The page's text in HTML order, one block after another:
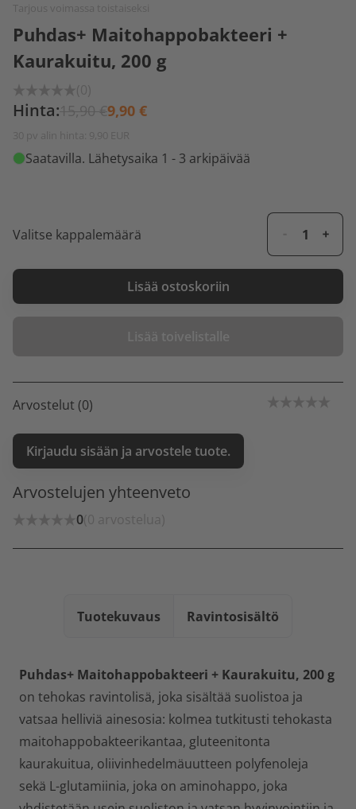
Tarjous voimassa toistaiseksi
Puhdas+ Maitohappobakteeri +
Kaurakuitu, 200 g
(0)
Hinta:15,90 €9,90 €
30 pv alin hinta: 9,90 EUR
Saatavilla. Lähetysaika 1 - 3 arkipäivää
Valitse kappalemäärä
Lisää ostoskoriin
Lisää toivelistalle
Arvostelut (0)
Kirjaudu sisään ja arvostele tuote.
Arvostelujen yhteenveto
0(0 arvostelua)
Tuotekuvaus Ravintosisältö
Puhdas+ Maitohappobakteeri + Kaurakuitu, 200 g
on tehokas ravintolisä, joka sisältää suolistoa ja
vatsaa helliviä ainesosia: kolmea tutkitusti tehokasta
maitohappobakteerikantaa, gluteenitonta
kaurakuitua, oliivinhedelmäuutteen polyfenoleja
sekä L-glutamiinia, joka on aminohappo, joka